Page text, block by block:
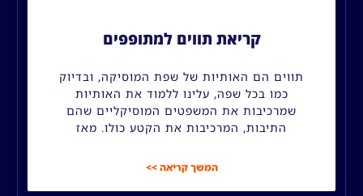
קריאת תווים למתופפים
תווים הם האותיות של שפת המוסיקה, ובדיוק
כמו בכל שפה, עלינו ללמוד את האותיות
שמרכיבות את המשפטים המוסיקליים שהם
התיבות, המרכיבות את הקטע כולו. מאז
המשך קריאה >>